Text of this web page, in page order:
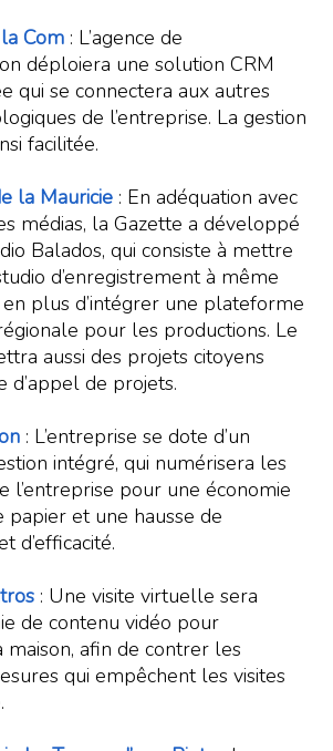
Com : L’agence de
déploiera une solution CRM
qui se connectera aux autres
de l’entreprise. La gestion
facilitée.
la Mauricie : En adéquation avec
médias, la Gazette a développé
Balados, qui consiste à mettre
d’enregistrement à même
plus d’intégrer une plateforme
pour les productions. Le
aussi des projets citoyens
d’appel de projets.
: L’entreprise se dote d’un
intégré, qui numérisera les
l’entreprise pour une économie
papier et une hausse de
d’efficacité.
: Une visite virtuelle sera
de contenu vidéo pour
maison, afin de contrer les
qui empêchent les visites